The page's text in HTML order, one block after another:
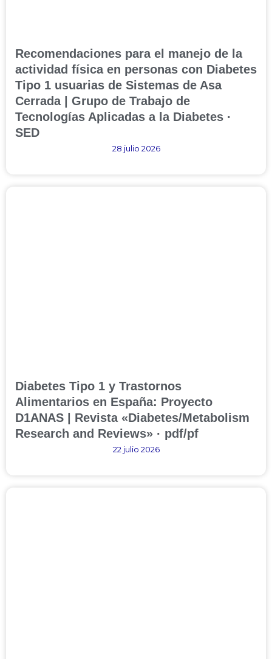
Recomendaciones para el manejo de la
actividad física en personas con Diabetes
Tipo 1 usuarias de Sistemas de Asa
Cerrada | Grupo de Trabajo de
Tecnologías Aplicadas a la Diabetes ·
SED
28 julio 2026
Diabetes Tipo 1 y Trastornos
Alimentarios en España: Proyecto
D1ANAS | Revista «Diabetes/Metabolism
Research and Reviews» · pdf/pf
22 julio 2026